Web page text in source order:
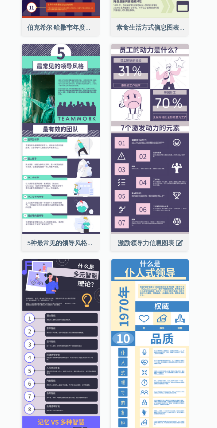
伯克希尔·哈撒韦年度股东大会的11个要点 素食生活方式信息图表
5种最常见的领导风格信息图表 激励领导力信息图表